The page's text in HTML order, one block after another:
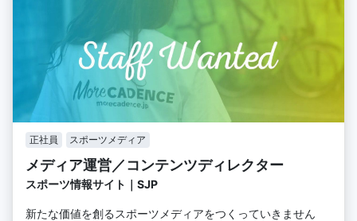
正社員 スポーツメディア
メディア運営／コンテンツディレクター
スポーツ情報サイト｜SJP
新たな価値を創るスポーツメディアをつくっていきません